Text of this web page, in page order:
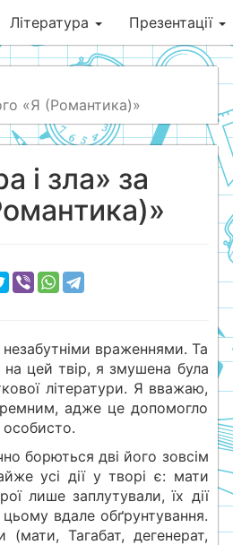
Література Презентації
«Я (Романтика)»
і зла» за
враженнями. Та
цей твір, я змушена була
літератури. Я вважаю,
адже це допомогло
особисто.
борються дві його зовсім
усі дії у творі є: мати
лише заплутували, їх дії
вдале обґрунтування.
Тагабат, дегенерат,